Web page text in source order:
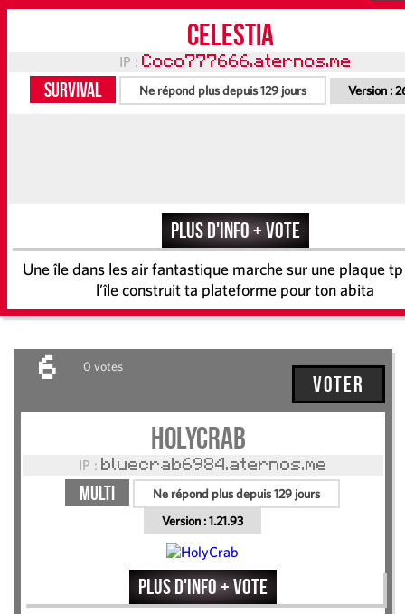
Celestia
IP : Coco777666.aternos.me
Survival Ne répond plus depuis 129 jours Version :
Plus d'info + vote
Une île dans les air fantastique marche sur une plaque
l’île construit ta plateforme pour ton abita
6 0 votes
Voter
HolyCrab
IP : bluecrab6984.aternos.me
Multi
Ne répond plus depuis 129 jours
Version :1.21.93
Plus d'info + vote